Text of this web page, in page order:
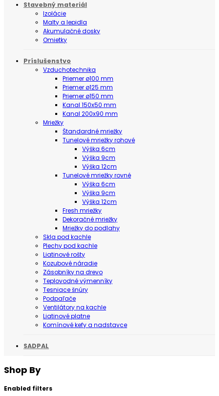
Stavebný materiál
Izolácie
Malty a lepidla
Akumulačné dosky
Omietky
Príslušenstvo
Vzduchotechnika
Priemer ø100 mm
Priemer ø125 mm
Priemer ø150 mm
Kanal 150x50 mm
Kanal 200x90 mm
Mriežky
Štandardné mriežky
Tunelové mriežky rohové
Výška 6cm
Výška 9cm
Výška 12cm
Tunelové mriežky rovné
Výška 6cm
Výška 9cm
Výška 12cm
Fresh mriežky
Dekoračné mriežky
Mriežky do podlahy
Skla pod kachle
Plechy pod kachle
Liatinové rošty
Kozubové náradie
Zásobníky na drevo
Teplovodné výmenníky
Tesniace šnúry
Podpaľače
Ventilátory na kachle
Liatinové platne
Komínové kefy a nadstavce
SADPAL
Shop By
Enabled filters